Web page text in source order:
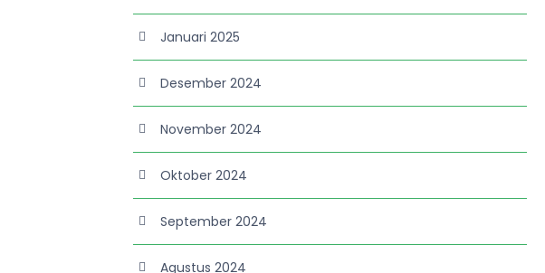
Januari 2025
Desember 2024
November 2024
Oktober 2024
September 2024
Agustus 2024